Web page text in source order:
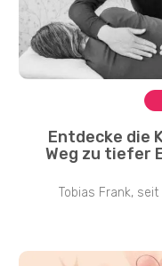
Entdecke die
Weg zu tiefer
Tobias Frank,